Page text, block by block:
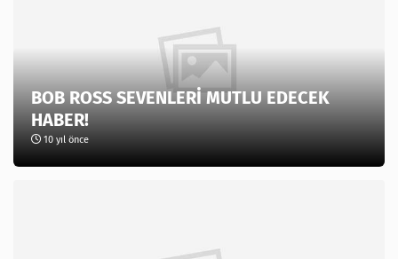
BOB ROSS SEVENLERİ MUTLU EDECEK
HABER!
10 yıl önce